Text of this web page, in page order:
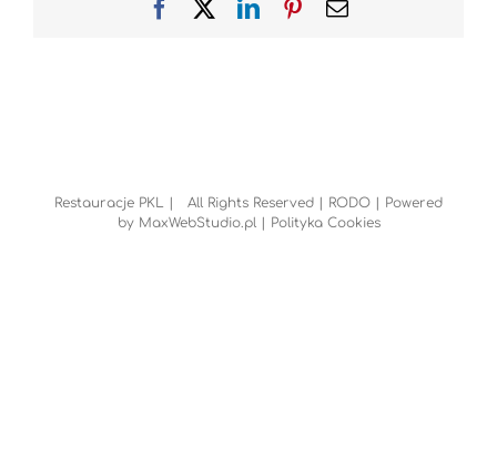
FacebookLinkedInPinterest
Email
Restauracje PKL | All Rights Reserved | RODO | Powered
by MaxWebStudio.pl| Polityka Cookies